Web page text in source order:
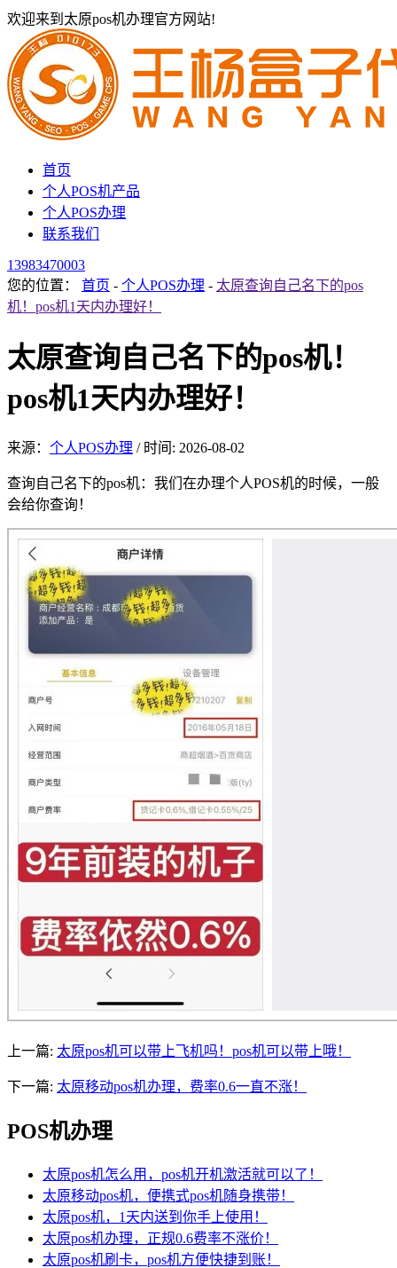
欢迎来到太原pos机办理官方网站!
首页
个人POS机产品
个人POS办理
联系我们
13983470003
您的位置： 首页 - 个人POS办理 - 太原查询自己名下的pos
机！pos机1天内办理好！
太原查询自己名下的pos机！
pos机1天内办理好！
来源： 个人POS办理 / 时间: 2026-08-02
查询自己名下的pos机：我们在办理个人POS机的时候，一般
会给你查询！
上一篇: 太原pos机可以带上飞机吗！pos机可以带上哦！
下一篇: 太原移动pos机办理，费率0.6一直不涨！
POS机办理
太原pos机怎么用，pos机开机激活就可以了！
太原移动pos机，便携式pos机随身携带！
太原pos机，1天内送到你手上使用！
太原pos机办理，正规0.6费率不涨价！
太原pos机刷卡，pos机方便快捷到账！